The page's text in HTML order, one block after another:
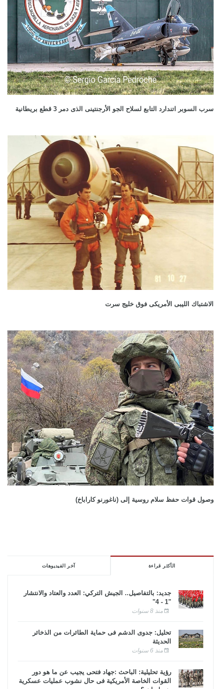
سرب السوبر اتندارد التابع لسلاح الجو الأرجنتينى الذى دمر 3 قطع بريطانية
الاشتباك الليبى الأمريكى فوق خليج سرت
وصول قوات حفظ سلام روسية إلى (ناغورنو كاراباخ)
الأكثر قراءة آخر الفيديوهات
جديد: بالتفاصيل.. الجيش التركي: العدد والعتاد والانتشار
"1 - 4"
منذ 8 سنوات
تحليل: جدوى الدشم فى حماية الطائرات من الذخائر
الحديثة
منذ 6 سنوات
رؤية تحليلية: الباحث :جهاد فتحى يجيب عن ما هو دور
القوات الخاصة الأمريكية فى حال نشوب عمليات عسكرية